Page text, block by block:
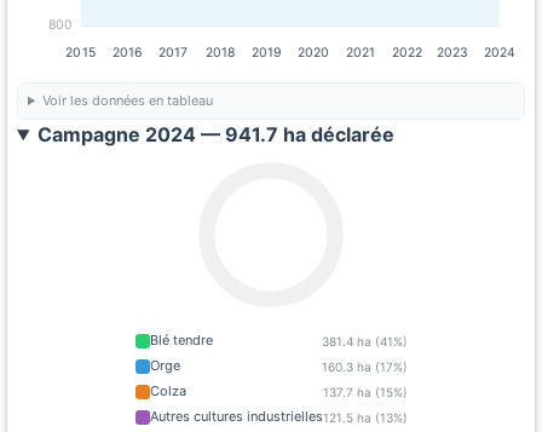
800
2015 2016 2017 2018 2019 2020 2021 2022 2023 2024
Voir les données en tableau
Campagne 2024 — 941.7 ha déclarée
Blé tendre 381.4 ha (41%)
Orge 160.3 ha (17%)
Colza 137.7 ha (15%)
Autres cultures industrielles121.5 ha (13%)